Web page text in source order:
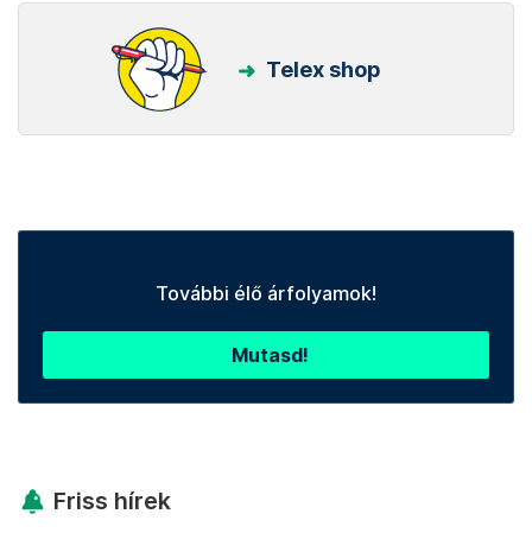
Telex shop
További élő árfolyamok!
Mutasd!
Friss hírek